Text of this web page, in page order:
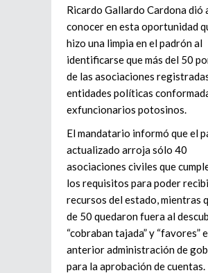
Ricardo Gallardo Cardona dió
conocer en esta oportunidad
hizo una limpia en el padrón al
identificarse que más del 50
de las asociaciones
entidades políticas
exfuncionarios potosinos.
El mandatario informó que el
actualizado arroja sólo 40
asociaciones civiles que
los requisitos para poder
recursos del estado, mientras
de 50 quedaron fuera al
“cobraban tajada” y “favores”
anterior administración de
para la aprobación de cuentas.